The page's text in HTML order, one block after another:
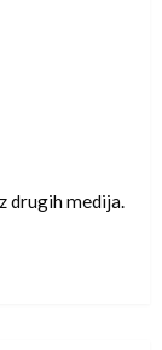
drugih medija.